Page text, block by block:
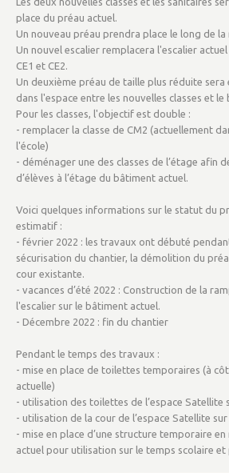
place du préau actuel.
Un nouveau préau prendra place le long de la
Un nouvel escalier remplacera l'escalier
CE1 et CE2.
Un deuxième préau de taille plus réduite
dans l'espace entre les nouvelles classes et le
Pour les classes, l'objectif est double :
- remplacer la classe de CM2 (actuellement
l'école)
- déménager une des classes de l’étage afin
d’élèves à l’étage du bâtiment actuel.
Voici quelques informations sur le statut du
estimatif :
- février 2022 : les travaux ont débuté
sécurisation du chantier, la démolition du
cour existante.
- vacances d’été 2022 : Construction de la
l'escalier sur le bâtiment actuel.
- Décembre 2022 : fin du chantier
Pendant le temps des travaux :
- mise en place de toilettes temporaires (à
actuelle)
- utilisation des toilettes de l’espace Satellite
- utilisation de la cour de l’espace Satellite
- mise en place d’une structure temporaire
actuel pour utilisation sur le temps scolaire et